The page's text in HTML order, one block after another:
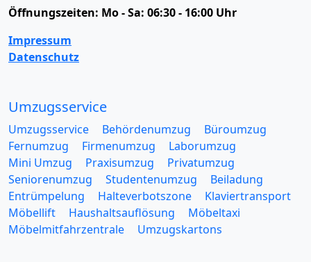
Öffnungszeiten: Mo - Sa: 06:30 - 16:00 Uhr
Impressum
Datenschutz
Umzugsservice
Umzugsservice Behördenumzug
Büroumzug
Fernumzug
Firmenumzug
Laborumzug
Mini Umzug
Praxisumzug
Privatumzug
Seniorenumzug
Studentenumzug
Beiladung
Entrümpelung
Halteverbotszone
Klaviertransport
Möbellift
Haushaltsauflösung
Möbeltaxi
Möbelmitfahrzentrale
Umzugskartons